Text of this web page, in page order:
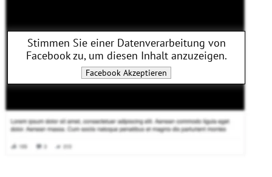
Stimmen Sie einer Datenverarbeitung von
Facebookzu, um diesen Inhalt anzuzeigen.
Facebook Akzeptieren